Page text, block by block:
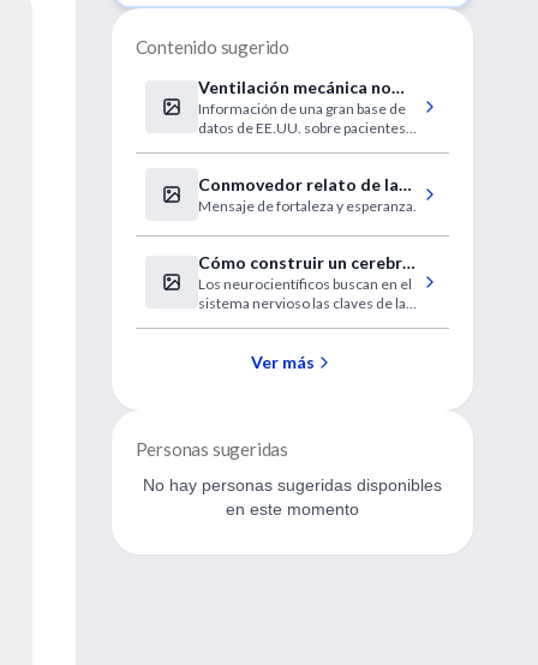
Contenido sugerido
Ventilación mecánica no
invasiva para las
exacerbaciones de la EPOC
Información de una gran base de
datos de EE.UU. sobre pacientes
Conmovedor relato de la
médica chaqueña que le
ganó a la muerte
Mensaje de fortaleza y esperanza.
Cómo construir un cerebro
humano
Los neurocientíficos buscan en el
sistema nervioso las claves de la
Ver más
Personas sugeridas
No hay personas sugeridas disponibles
en este momento